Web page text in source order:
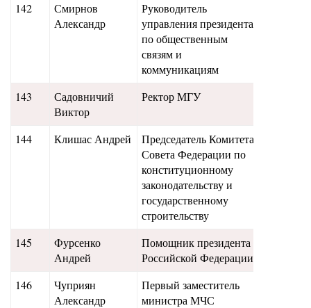
142
Смирнов
Александр
Руководитель
управления президента
по общественным
связям и
коммуникациям
143
Садовничий
Виктор
Ректор МГУ
144 Клишас Андрей
Председатель Комитета
Совета Федерации по
конституционному
законодательству и
государственному
строительству
145
Фурсенко
Андрей
Помощник президента
Российской Федерации
146
Чуприян
Александр
Первый заместитель
министра МЧС